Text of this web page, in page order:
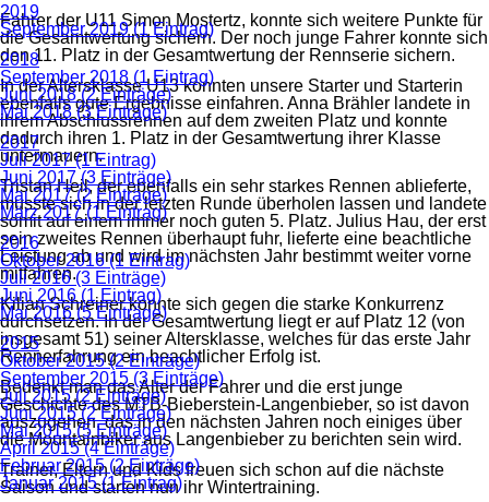
Fahrer der U11 Simon Mostertz, konnte sich weitere Punkte für
die Gesamtwertung sichern. Der noch junge Fahrer konnte sich
den 11. Platz in der Gesamtwertung der Rennserie sichern.
In der Altersklasse U13 konnten unsere Starter und Starterin
ebenfalls gute Ergebnisse einfahren. Anna Brähler landete in
ihrem Abschlussrennen auf dem zweiten Platz und konnte
dadurch ihren 1. Platz in der Gesamtwertung ihrer Klasse
untermauern.
Tristan Heil, der ebenfalls ein sehr starkes Rennen ablieferte,
musste sich in der letzten Runde überholen lassen und landete
somit auf einem immer noch guten 5. Platz. Julius Hau, der erst
sein zweites Rennen überhaupt fuhr, lieferte eine beachtliche
Leistung ab und wird im nächsten Jahr bestimmt weiter vorne
mitfahren.
Kilian Schreiner konnte sich gegen die starke Konkurrenz
durchsetzen. In der Gesamtwertung liegt er auf Platz 12 (von
insgesamt 51) seiner Altersklasse, welches für das erste Jahr
Rennerfahrung ein beachtlicher Erfolg ist.
Bedenkt man das Alter der Fahrer und die erst junge
Geschichte des MTB-Bieberstein-Langenbieber, so ist davon
auszugehen, das in den nächsten Jahren noch einiges über
die Mountainbiker aus Langenbieber zu berichten sein wird.
Trainer, Eltern und Kids freuen sich schon auf die nächste
Saison und starten nun ihr Wintertraining.
2019
September 2019 (1 Eintrag)
2018
September 2018 (1 Eintrag)
Juni 2018 (2 Einträge)
Mai 2018 (3 Einträge)
2017
Juli 2017 (1 Eintrag)
Juni 2017 (3 Einträge)
Mai 2017 (2 Einträge)
März 2017 (1 Eintrag)
2016
Oktober 2016 (1 Eintrag)
Juli 2016 (3 Einträge)
Juni 2016 (1 Eintrag)
Mai 2016 (5 Einträge)
2015
Oktober 2015 (2 Einträge)
September 2015 (3 Einträge)
Juli 2015 (2 Einträge)
Juni 2015 (2 Einträge)
Mai 2015 (5 Einträge)
April 2015 (4 Einträge)
Februar 2015 (2 Einträge)
Januar 2015 (1 Eintrag)